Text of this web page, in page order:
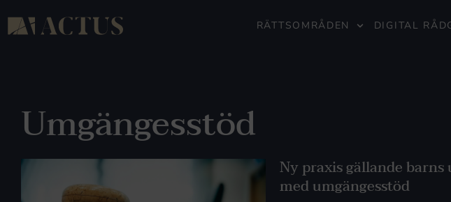
RÄTTSOMRÅDEN DIGITAL
Umgängesstöd
Ny praxis gällande barns
med umgängesstöd